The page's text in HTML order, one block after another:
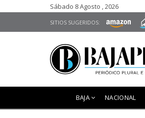
Sábado 8 Agosto , 2026
SITIOS SUGERIDOS:
BAJA NACIONAL